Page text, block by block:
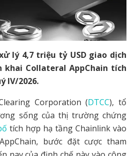
lý 4,7 triệu tỷ USD giao dịch
khai Collateral AppChain tích
IV/2026.
Corporation (DTCC), tổ
sống của thị trường chứng
tích hợp hạ tầng Chainlink vào
bước đặt cược tham